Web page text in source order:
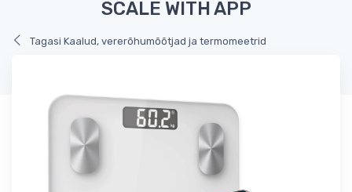
SCALE WITH APP
Tagasi Kaalud, vererõhumõõtjad ja termomeetrid